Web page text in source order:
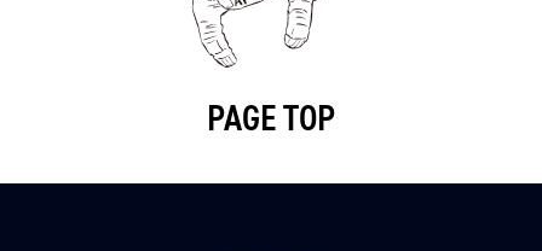
PAGE TOP